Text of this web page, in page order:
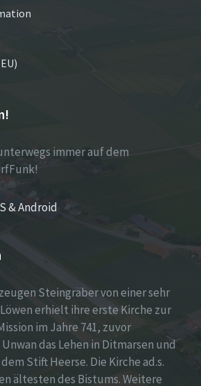
immer auf dem
& Android
Steingräber von einer sehr
erhielt ihre erste Kirche zur
im Jahre 741, zuvor
das Lehen in Ditmarsen und
Stift Heerse. Die Kirche ad.s.
ältesten des Bistums. Weitere